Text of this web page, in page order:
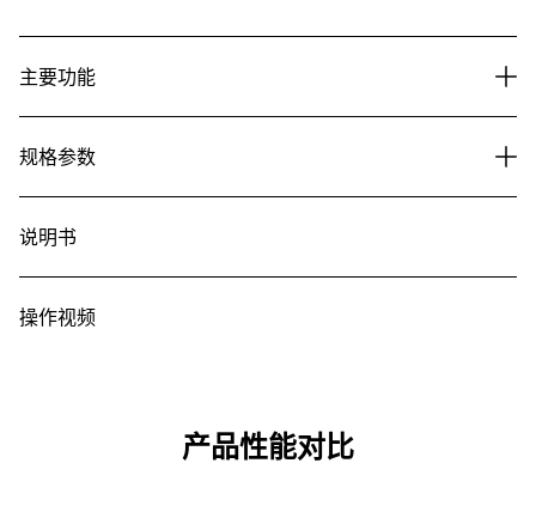
主要功能
规格参数
说明书
操作视频
产品性能对比